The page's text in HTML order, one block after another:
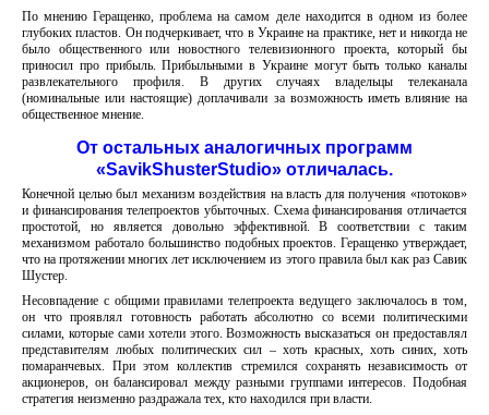
По мнению Геращенко, проблема на самом деле находится в одном из более
глубоких пластов. Он подчеркивает, что в Украине на практике, нет и никогда не
было общественного или новостного телевизионного проекта, который бы
приносил про прибыль. Прибыльными в Украине могут быть только каналы
развлекательного профиля. В других случаях владельцы телеканала
(номинальные или настоящие) доплачивали за возможность иметь влияние на
общественное мнение.
От остальных аналогичных программ
«SavikShusterStudio» отличалась.
Конечной целью был механизм воздействия на власть для получения «потоков»
и финансирования телепроектов убыточных. Схема финансирования отличается
простотой, но является довольно эффективной. В соответствии с таким
механизмом работало большинство подобных проектов. Геращенко утверждает,
что на протяжении многих лет исключением из этого правила был как раз Савик
Шустер.
Несовпадение с общими правилами телепроекта ведущего заключалось в том,
он что проявлял готовность работать абсолютно со всеми политическими
силами, которые сами хотели этого. Возможность высказаться он предоставлял
представителям любых политических сил – хоть красных, хоть синих, хоть
помаранчевых. При этом коллектив стремился сохранять независимость от
акционеров, он балансировал между разными группами интересов. Подобная
стратегия неизменно раздражала тех, кто находился при власти.